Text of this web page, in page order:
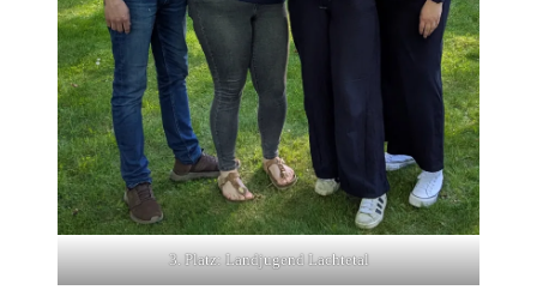
3. Platz: Landjugend Lachtetal